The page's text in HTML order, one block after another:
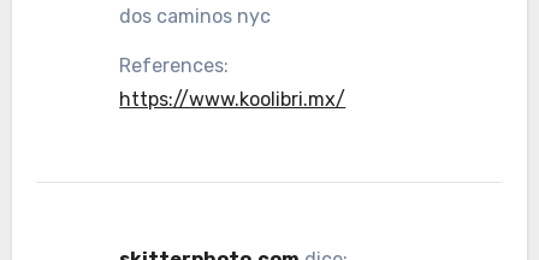
dos caminos nyc
References:
https://www.koolibri.mx/